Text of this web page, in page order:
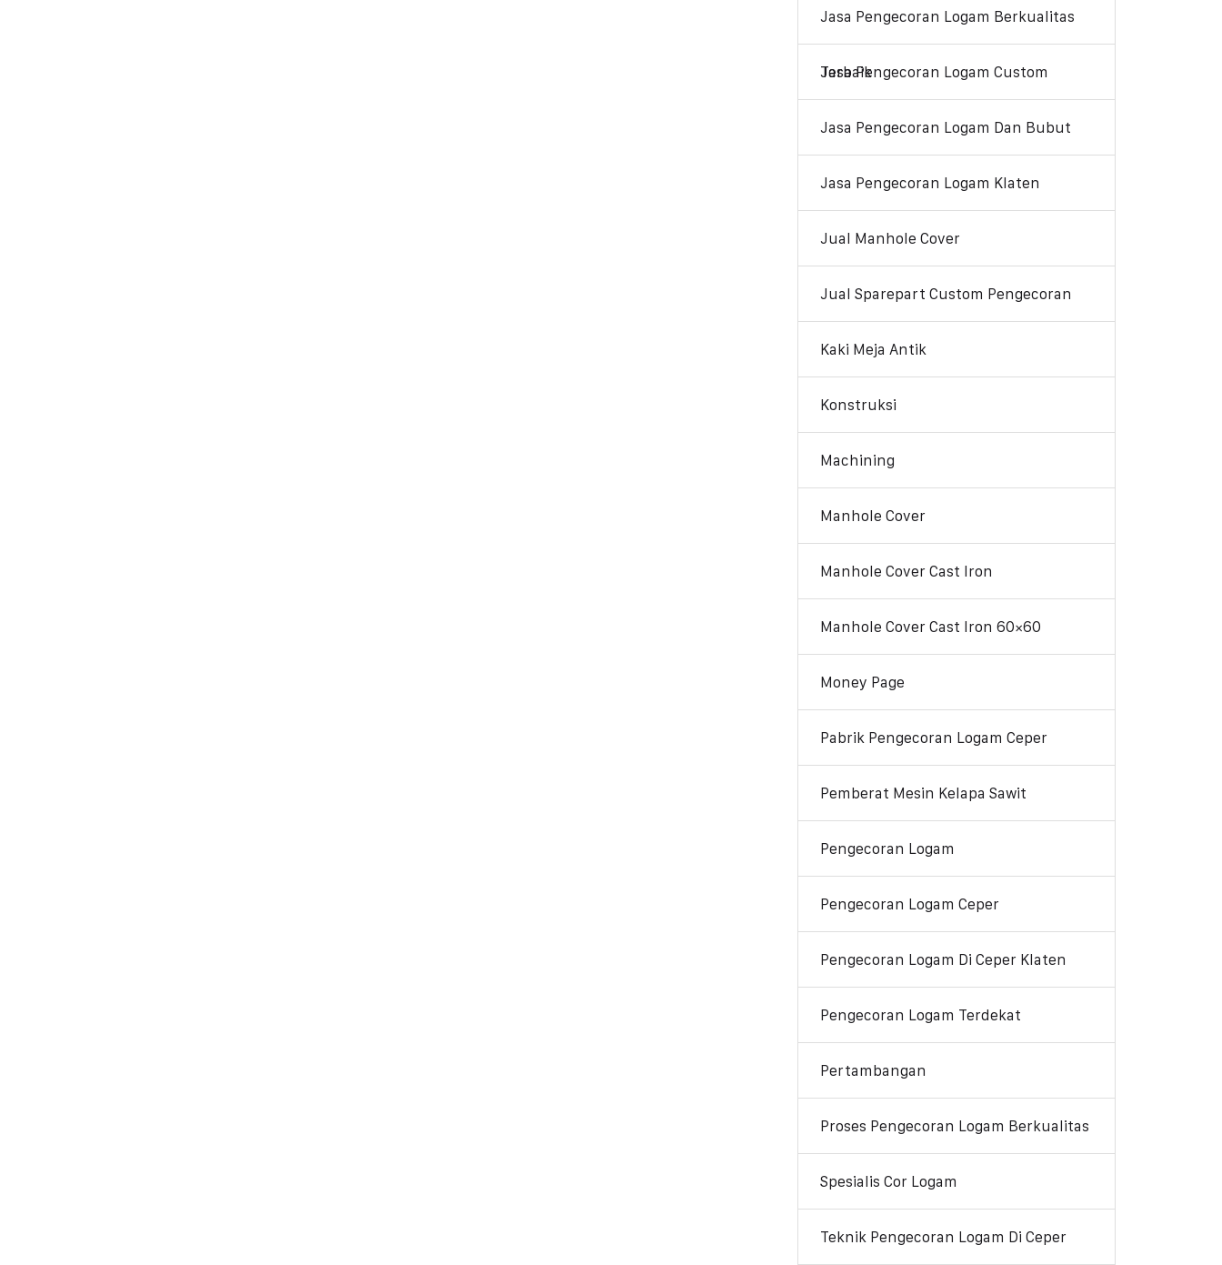
Jasa Pengecoran Logam Berkualitas
Jasa Pengecoran Logam Custom Terbaik
Jasa Pengecoran Logam Dan Bubut
Jasa Pengecoran Logam Klaten
Jual Manhole Cover
Jual Sparepart Custom Pengecoran
Kaki Meja Antik
Konstruksi
Machining
Manhole Cover
Manhole Cover Cast Iron
Manhole Cover Cast Iron 60×60
Money Page
Pabrik Pengecoran Logam Ceper
Pemberat Mesin Kelapa Sawit
Pengecoran Logam
Pengecoran Logam Ceper
Pengecoran Logam Di Ceper Klaten
Pengecoran Logam Terdekat
Pertambangan
Proses Pengecoran Logam Berkualitas
Spesialis Cor Logam
Teknik Pengecoran Logam Di Ceper